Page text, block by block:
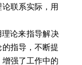
联系实际，用
论来指导解决
指导，不断提
强了工作中的